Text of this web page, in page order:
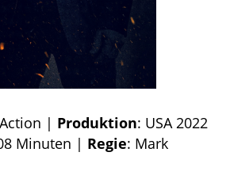
| Produktion: USA 2022
Minuten | Regie: Mark